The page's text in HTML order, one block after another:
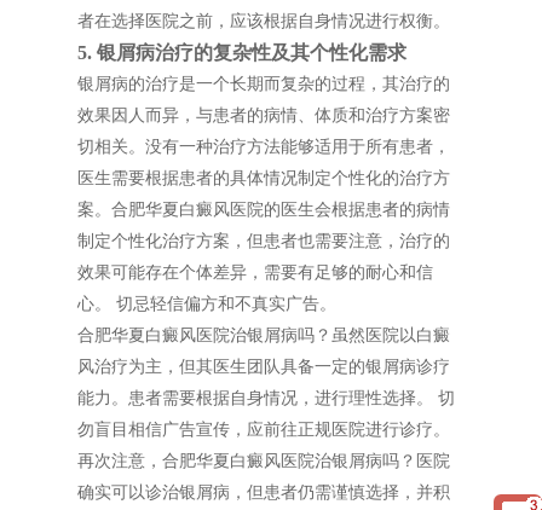
者在选择医院之前，应该根据自身情况进行权衡。
5. 银屑病治疗的复杂性及其个性化需求
银屑病的治疗是一个长期而复杂的过程，其治疗的
效果因人而异，与患者的病情、体质和治疗方案密
切相关。没有一种治疗方法能够适用于所有患者，
医生需要根据患者的具体情况制定个性化的治疗方
案。合肥华夏白癜风医院的医生会根据患者的病情
制定个性化治疗方案，但患者也需要注意，治疗的
效果可能存在个体差异，需要有足够的耐心和信
心。 切忌轻信偏方和不真实广告。
合肥华夏白癜风医院治银屑病吗？虽然医院以白癜
风治疗为主，但其医生团队具备一定的银屑病诊疗
能力。患者需要根据自身情况，进行理性选择。 切
勿盲目相信广告宣传，应前往正规医院进行诊疗。
再次注意，合肥华夏白癜风医院治银屑病吗？医院
确实可以诊治银屑病，但患者仍需谨慎选择，并积